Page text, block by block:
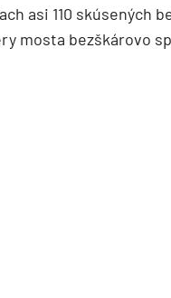
asi 110 skúsených
mosta bezškárovo